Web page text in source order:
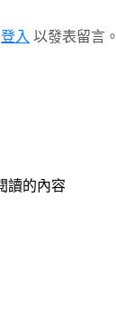
登入 以發表留言。
讀的內容